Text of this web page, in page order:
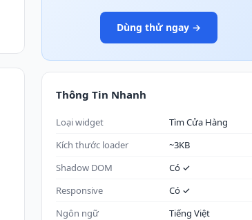
Dùng thử ngay →
Thông Tin Nhanh
Loại widget
Tìm Cửa Hàng
Kích thước loader
~3KB
Shadow DOM
Có ✓
Responsive
Có ✓
Ngôn ngữ
Tiếng Việt